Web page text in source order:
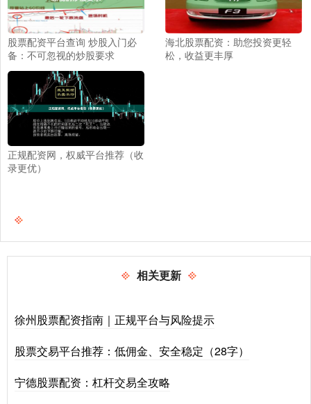
股票配资平台查询 炒股入门必
备：不可忽视的炒股要求
海北股票配资：助您投资更轻
松，收益更丰厚
正规配资网，权威平台推荐（收
录更优）
相关更新
徐州股票配资指南｜正规平台与风险提示
股票交易平台推荐：低佣金、安全稳定（28字）
宁德股票配资：杠杆交易全攻略